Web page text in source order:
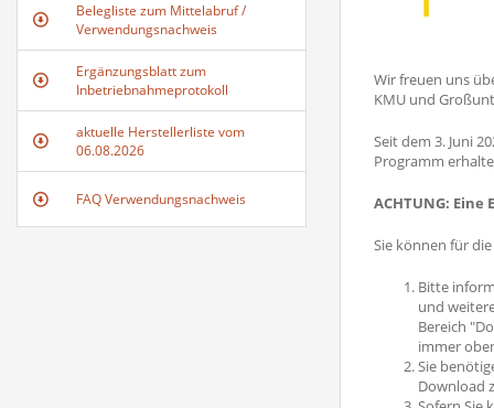
Belegliste zum Mittelabruf /
Verwendungsnachweis
Ergänzungsblatt zum
Inbetriebnahmeprotokoll
aktuelle Herstellerliste vom
06.08.2026
FAQ Verwendungsnachweis
Wir freuen uns
KMU und
Seit dem 3. Juni
Programm
ACHTUNG:
Sie können für
Bitte
und
Bereich
immer
Sie
Download